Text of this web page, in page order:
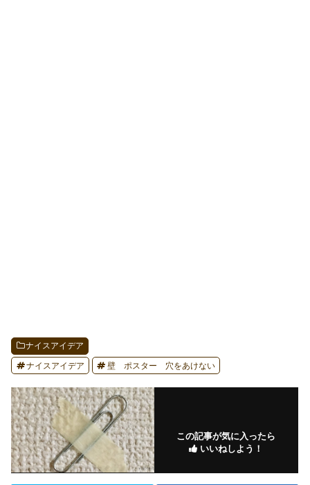
ナイスアイデア
ナイスアイデア 壁 ポスター 穴をあけない
この記事が気に入ったら
いいねしよう！